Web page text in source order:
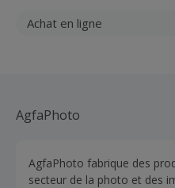
Achat en ligne
AgfaPhoto
AgfaPhoto fabrique des
secteur de la photo et des